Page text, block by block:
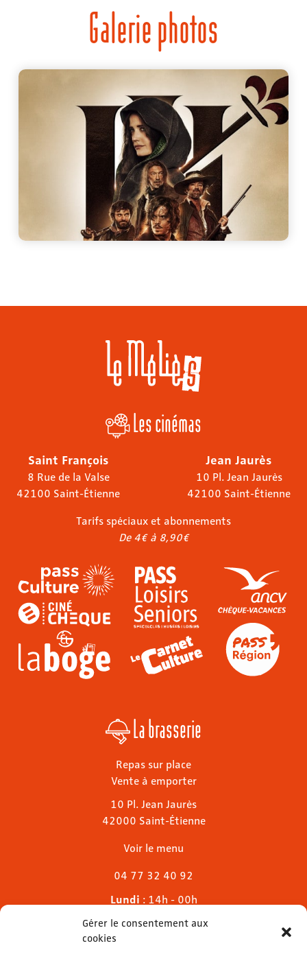
Gérer le consentement aux
cookies
Galerie photos
Les cinémas
Saint François
8 Rue de la Valse
42100 Saint-Étienne
Jean Jaurès
10 Pl. Jean Jaurès
42100 Saint-Étienne
Tarifs spéciaux et abonnements
De 4€ à 8,90€
La brasserie
Repas sur place
Vente à emporter
10 Pl. Jean Jaurès
42000 Saint-Étienne
Voir le menu
04 77 32 40 92
Lundi : 14h - 00h
Mardi & mercredi
Jeudi